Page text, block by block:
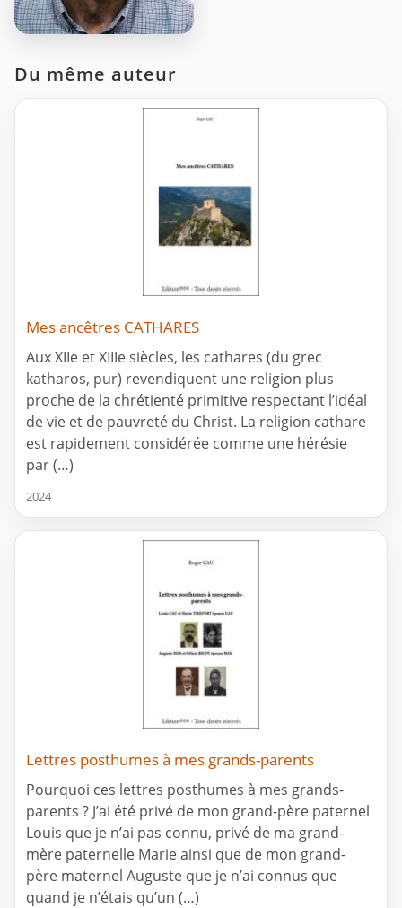
Du même auteur
Mes ancêtres CATHARES
Aux XIIe et XIIIe siècles, les cathares (du grec
katharos, pur) revendiquent une religion plus
proche de la chrétienté primitive respectant l’idéal
de vie et de pauvreté du Christ. La religion cathare
est rapidement considérée comme une hérésie
par (…)
2024
Lettres posthumes à mes grands-parents
Pourquoi ces lettres posthumes à mes grands-
parents ? J’ai été privé de mon grand-père paternel
Louis que je n’ai pas connu, privé de ma grand-
mère paternelle Marie ainsi que de mon grand-
père maternel Auguste que je n’ai connus que
quand je n’étais qu’un (…)